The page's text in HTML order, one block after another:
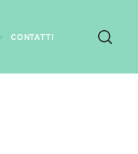
CONTATTI